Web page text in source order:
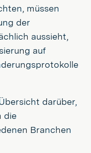
müssen
der
aussieht,
auf
darüber,
die
Branchen